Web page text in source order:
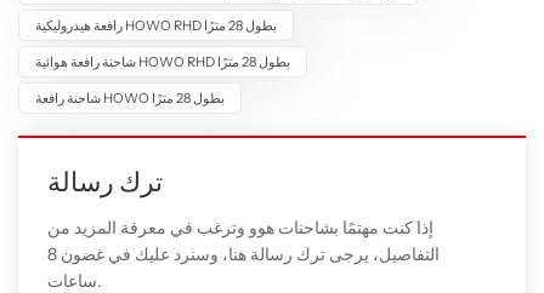
رافعة هيدروليكية HOWO RHD بطول 28 مترًا
شاحنة رافعة هوائية HOWO RHD بطول 28 مترًا
شاحنة رافعة HOWO بطول 28 مترًا
ترك رسالة
إذا كنت مهتمًا بشاحنات هوو وترغب في معرفة المزيد من
التفاصيل، يرجى ترك رسالة هنا، وسنرد عليك في غضون 8
ساعات.